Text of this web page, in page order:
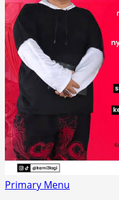
Primary Menu